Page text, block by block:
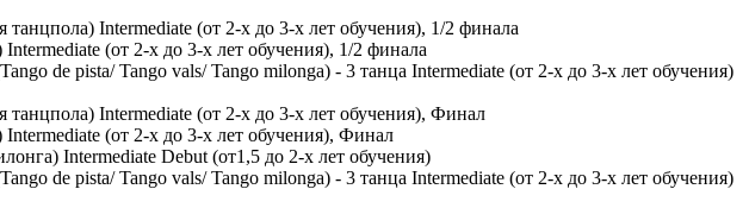
Intermediate (от 2-х до 3-х лет обучения), 1/2 финала
(от 2-х до 3-х лет обучения), 1/2 финала
de pista/ Tango vals/ Tango milonga) - 3 танца Intermediate (от 2-х до 3-х лет обучения)
Intermediate (от 2-х до 3-х лет обучения), Финал
(от 2-х до 3-х лет обучения), Финал
Intermediate Debut (от1,5 до 2-х лет обучения)
de pista/ Tango vals/ Tango milonga) - 3 танца Intermediate (от 2-х до 3-х лет обучения)